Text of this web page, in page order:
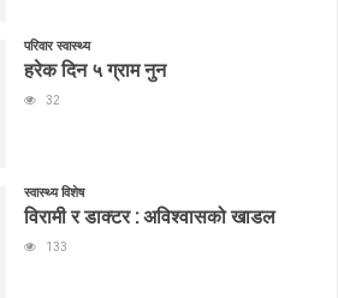
परिवार स्वास्थ्य
हरेक दिन ५ ग्राम नुन
32
स्वास्थ्य विशेष
विरामी र डाक्टर : अविश्वासको खाडल
133